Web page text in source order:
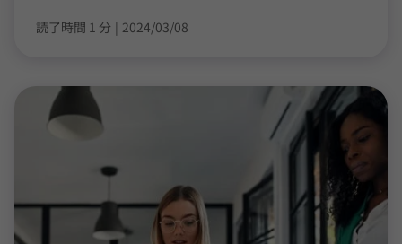
読了時間 1 分 | 2024/03/08